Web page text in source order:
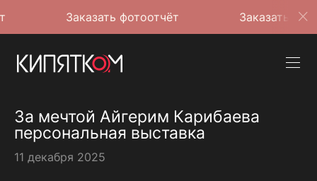
Заказать фотоотчёт Заказать фотоотчёт
За мечтой Айгерим Карибаева
персональная выставка
11 декабря 2025